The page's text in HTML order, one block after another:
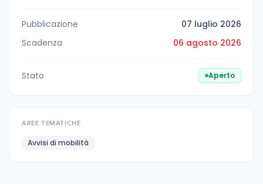
Pubblicazione
07 luglio 2026
Scadenza
06 agosto 2026
Stato Aperto
AREE TEMATICHE
Avvisi di mobilità